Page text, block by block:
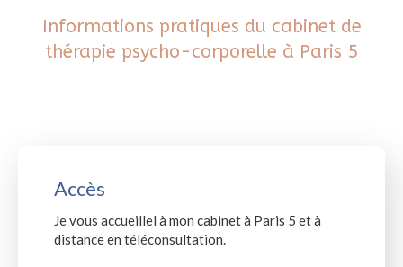
Informations pratiques du cabinet de
thérapie psycho-corporelle à Paris 5
Accès
Je vous accueillel à mon cabinet à Paris 5 et à
distance en téléconsultation.